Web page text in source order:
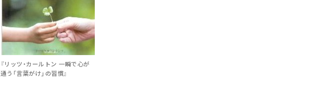
『リッツ・カールトン 一瞬で心が
通う「言葉がけ」の習慣』